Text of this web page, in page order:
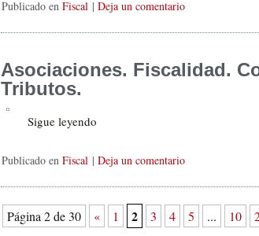
Publicado en Fiscal | Deja un comentario
Asociaciones. Fiscalidad.
Tributos.
Sigue leyendo
Publicado en Fiscal | Deja un comentario
Página 2 de 30 « 1 2 3 4 5 ... 10